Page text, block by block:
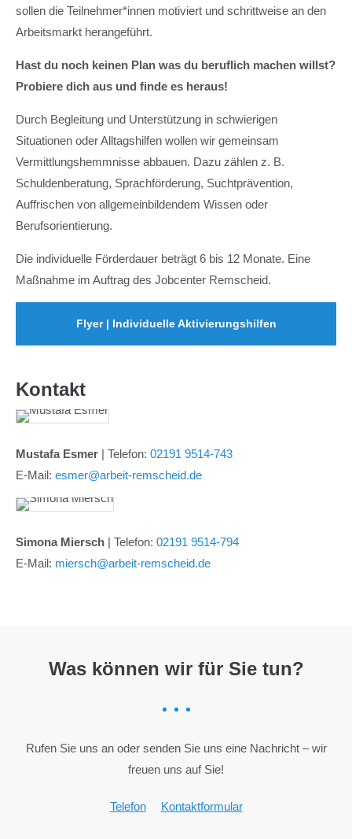
sollen die Teilnehmer*innen motiviert und schrittweise an den
Arbeitsmarkt herangeführt.
Hast du noch keinen Plan was du beruflich machen willst?
Probiere dich aus und finde es heraus!
Durch Begleitung und Unterstützung in schwierigen
Situationen oder Alltagshilfen wollen wir gemeinsam
Vermittlungshemmnisse abbauen. Dazu zählen z. B.
Schuldenberatung, Sprachförderung, Suchtprävention,
Auffrischen von allgemeinbildendem Wissen oder
Berufsorientierung.
Die individuelle Förderdauer beträgt 6 bis 12 Monate. Eine
Maßnahme im Auftrag des Jobcenter Remscheid.
Flyer | Individuelle Aktivierungshilfen
Kontakt
Mustafa Esmer | Telefon: 02191 9514-743
E-Mail: esmer@arbeit-remscheid.de
Simona Miersch | Telefon: 02191 9514-794
E-Mail: miersch@arbeit-remscheid.de
Was können wir für Sie tun?
Rufen Sie uns an oder senden Sie uns eine Nachricht – wir
freuen uns auf Sie!
Telefon Kontaktformular